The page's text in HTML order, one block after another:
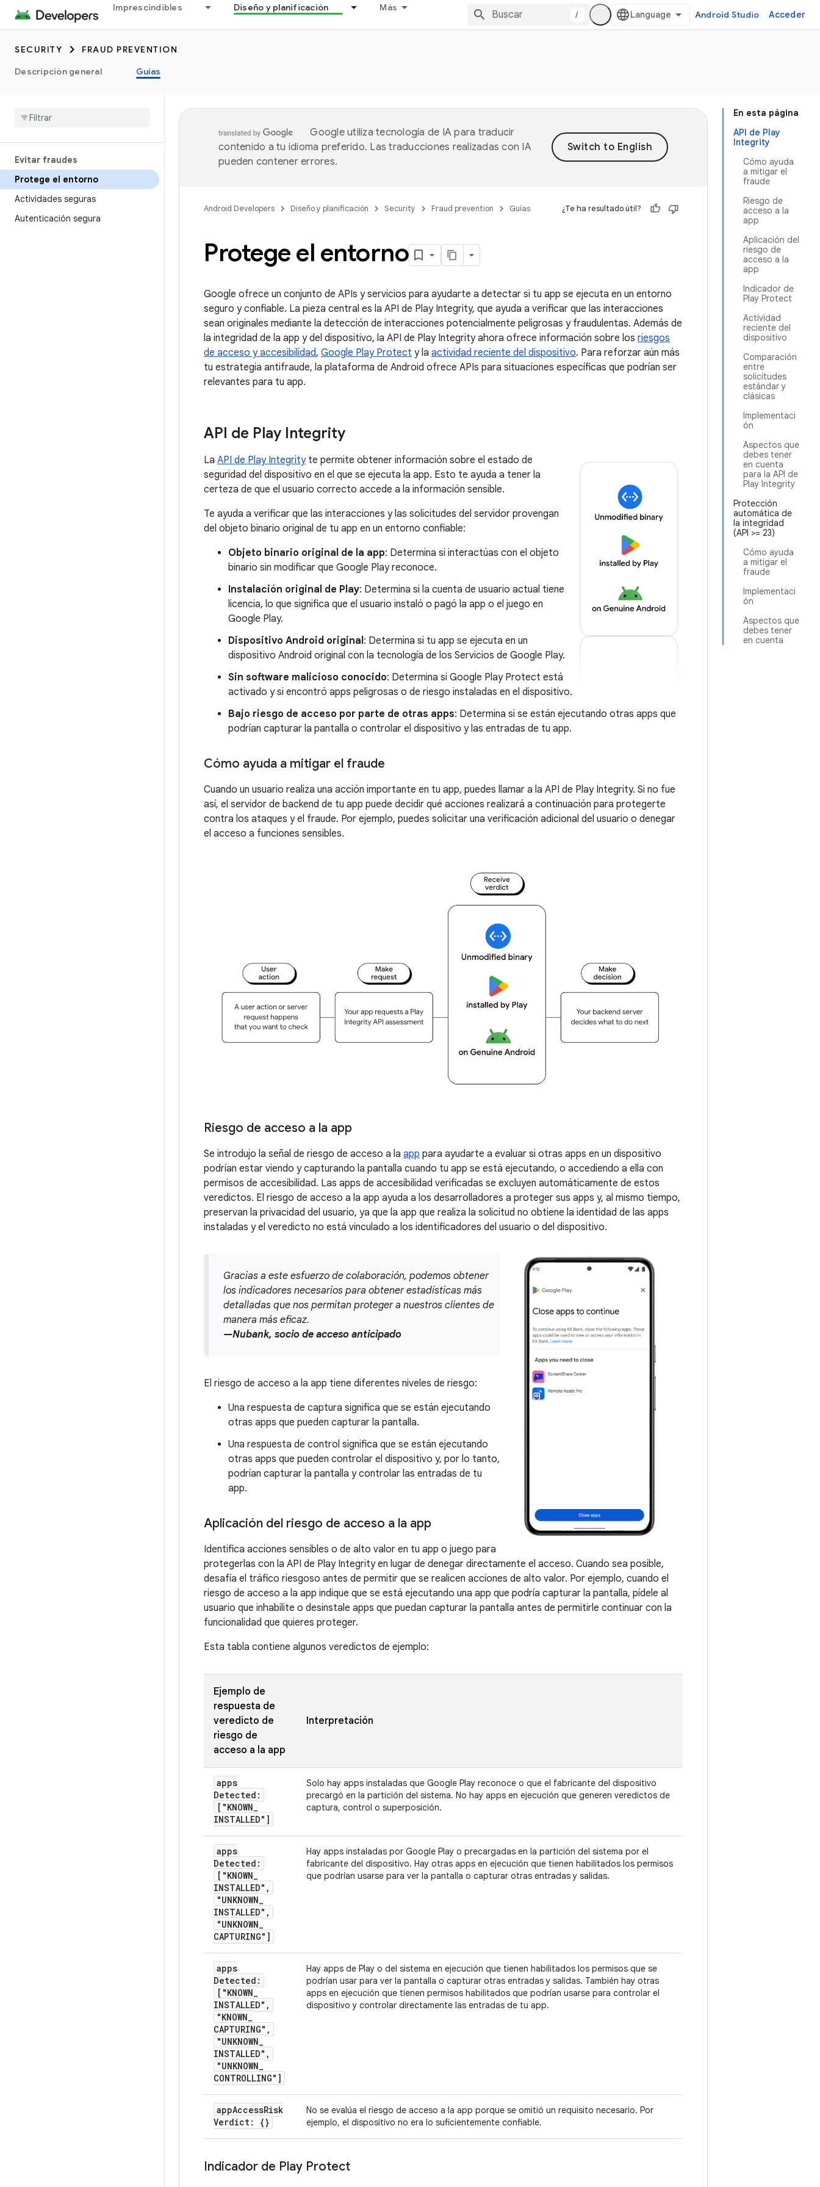
Imprescindibles Diseño y planificación Más
/ Android Studio Acceder
SECURITY
FRAUD PREVENTION
Descripción general
Guías
Evitar fraudes
Protege el entorno
Actividades seguras
Autenticación segura
En esta página
API de Play
Integrity
Cómo ayuda
a mitigar el
fraude
Riesgo de
acceso a la
app
Aplicación del
riesgo de
acceso a la
app
Indicador de
Play Protect
Actividad
reciente del
dispositivo
Comparación
entre
solicitudes
estándar y
clásicas
Implementaci
ón
Aspectos que
debes tener
en cuenta
para la API de
Play Integrity
Protección
automática de
la integridad
(API >= 23)
Cómo ayuda
a mitigar el
fraude
Implementaci
ón
Aspectos que
debes tener
en cuenta
Google utiliza tecnología de IA para traducir
contenido a tu idioma preferido. Las traducciones realizadas con IA
pueden contener errores.
Android Developers Diseño y planificación Security Fraud prevention Guías ¿Te ha resultado útil?
Protege el entorno
Google ofrece un conjunto de APIs y servicios para ayudarte a detectar si tu app se ejecuta en un entorno
seguro y confiable. La pieza central es la API de Play Integrity, que ayuda a verificar que las interacciones
sean originales mediante la detección de interacciones potencialmente peligrosas y fraudulentas. Además de
la integridad de la app y del dispositivo, la API de Play Integrity ahora ofrece información sobre los riesgos
de acceso y accesibilidad, Google Play Protect y la actividad reciente del dispositivo. Para reforzar aún más
tu estrategia antifraude, la plataforma de Android ofrece APIs para situaciones específicas que podrían ser
relevantes para tu app.
API de Play Integrity
La API de Play Integrityte permite obtener información sobre el estado de
seguridad del dispositivo en el que se ejecuta la app. Esto te ayuda a tener la
certeza de que el usuario correcto accede a la información sensible.
Te ayuda a verificar que las interacciones y las solicitudes del servidor provengan
del objeto binario original de tu app en un entorno confiable:
Objeto binario original de la app: Determina si interactúas con el objeto
binario sin modificar que Google Play reconoce.
Instalación original de Play: Determina si la cuenta de usuario actual tiene
licencia, lo que significa que el usuario instaló o pagó la app o el juego en
Google Play.
Dispositivo Android original: Determina si tu app se ejecuta en un
dispositivo Android original con la tecnología de los Servicios de Google Play.
Sin software malicioso conocido: Determina si Google Play Protect está
activado y si encontró apps peligrosas o de riesgo instaladas en el dispositivo.
Bajo riesgo de acceso por parte de otras apps: Determina si se están ejecutando otras apps que
podrían capturar la pantalla o controlar el dispositivo y las entradas de tu app.
Cómo ayuda a mitigar el fraude
Cuando un usuario realiza una acción importante en tu app, puedes llamar a la API de Play Integrity. Si no fue
así, el servidor de backend de tu app puede decidir qué acciones realizará a continuación para protegerte
contra los ataques y el fraude. Por ejemplo, puedes solicitar una verificación adicional del usuario o denegar
el acceso a funciones sensibles.
Riesgo de acceso a la app
Se introdujo la señal de riesgo de acceso a la app para ayudarte a evaluar si otras apps en un dispositivo
podrían estar viendo y capturando la pantalla cuando tu app se está ejecutando, o accediendo a ella con
permisos de accesibilidad. Las apps de accesibilidad verificadas se excluyen automáticamente de estos
veredictos. El riesgo de acceso a la app ayuda a los desarrolladores a proteger sus apps y, al mismo tiempo,
preservan la privacidad del usuario, ya que la app que realiza la solicitud no obtiene la identidad de las apps
instaladas y el veredicto no está vinculado a los identificadores del usuario o del dispositivo.
Gracias a este esfuerzo de colaboración, podemos obtener
los indicadores necesarios para obtener estadísticas más
detalladas que nos permitan proteger a nuestros clientes de
manera más eficaz.
—Nubank, socio de acceso anticipado
El riesgo de acceso a la app tiene diferentes niveles de riesgo:
Una respuesta de captura significa que se están ejecutando
otras apps que pueden capturar la pantalla.
Una respuesta de control significa que se están ejecutando
otras apps que pueden controlar el dispositivo y, por lo tanto,
podrían capturar la pantalla y controlar las entradas de tu
app.
Aplicación del riesgo de acceso a la app
Identifica acciones sensibles o de alto valor en tu app o juego para
protegerlas con la API de Play Integrity en lugar de denegar directamente el acceso. Cuando sea posible,
desafía el tráfico riesgoso antes de permitir que se realicen acciones de alto valor. Por ejemplo, cuando el
riesgo de acceso a la app indique que se está ejecutando una app que podría capturar la pantalla, pídele al
usuario que inhabilite o desinstale apps que puedan capturar la pantalla antes de permitirle continuar con la
funcionalidad que quieres proteger.
Esta tabla contiene algunos veredictos de ejemplo:
Ejemplo de
respuesta de
veredicto de
riesgo de
acceso a la app
Interpretación
apps
Detected:
["KNOWN_
INSTALLED"]
Solo hay apps instaladas que Google Play reconoce o que el fabricante del dispositivo
precargó en la partición del sistema. No hay apps en ejecución que generen veredictos de
captura, control o superposición.
apps
Detected:
["KNOWN_
INSTALLED" ,
"UNKNOWN_
INSTALLED" ,
"UNKNOWN_
CAPTURING"]
Hay apps instaladas por Google Play o precargadas en la partición del sistema por el
fabricante del dispositivo. Hay otras apps en ejecución que tienen habilitados los permisos
que podrían usarse para ver la pantalla o capturar otras entradas y salidas.
apps
Detected:
["KNOWN_
INSTALLED" ,
"KNOWN_
CAPTURING" ,
"UNKNOWN_
INSTALLED" ,
"UNKNOWN_
CONTROLLING"]
Hay apps de Play o del sistema en ejecución que tienen habilitados los permisos que se
podrían usar para ver la pantalla o capturar otras entradas y salidas. También hay otras
apps en ejecución que tienen permisos habilitados que podrían usarse para controlar el
dispositivo y controlar directamente las entradas de tu app.
appAccessRisk
Verdict: {}
No se evalúa el riesgo de acceso a la app porque se omitió un requisito necesario. Por
ejemplo, el dispositivo no era lo suficientemente confiable.
Indicador de Play Protect